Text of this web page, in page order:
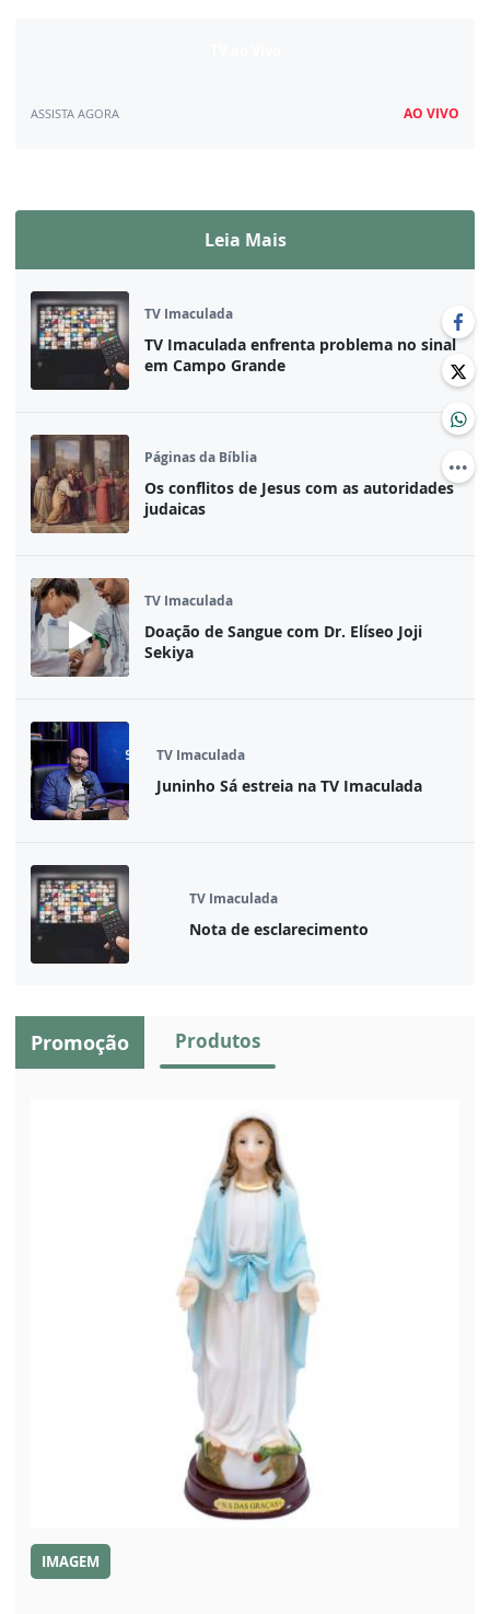
ASSISTA AGORA AO VIVO
Leia Mais
TV Imaculada
TV Imaculada enfrenta problema no sinal
em Campo Grande
Páginas da Bíblia
Os conflitos de Jesus com as autoridades
judaicas
TV Imaculada
Doação de Sangue com Dr. Elíseo Joji
Sekiya
TV Imaculada
Juninho Sá estreia na TV Imaculada
TV Imaculada
Nota de esclarecimento
Promoção Produtos
IMAGEM